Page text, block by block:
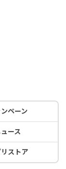
ペーン
ース
ストア